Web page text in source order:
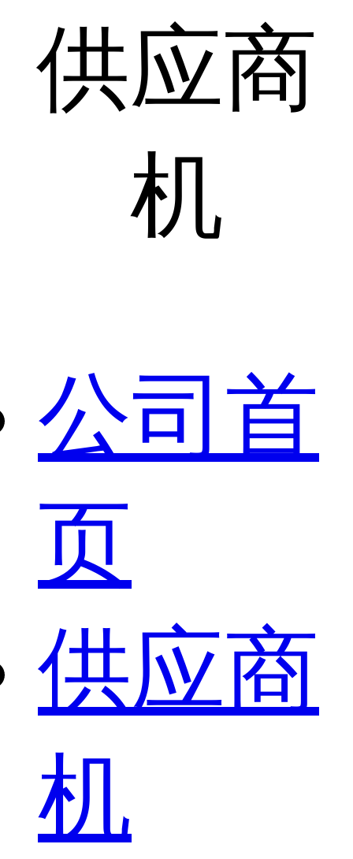
供应商
机
公司首
页
供应商
机